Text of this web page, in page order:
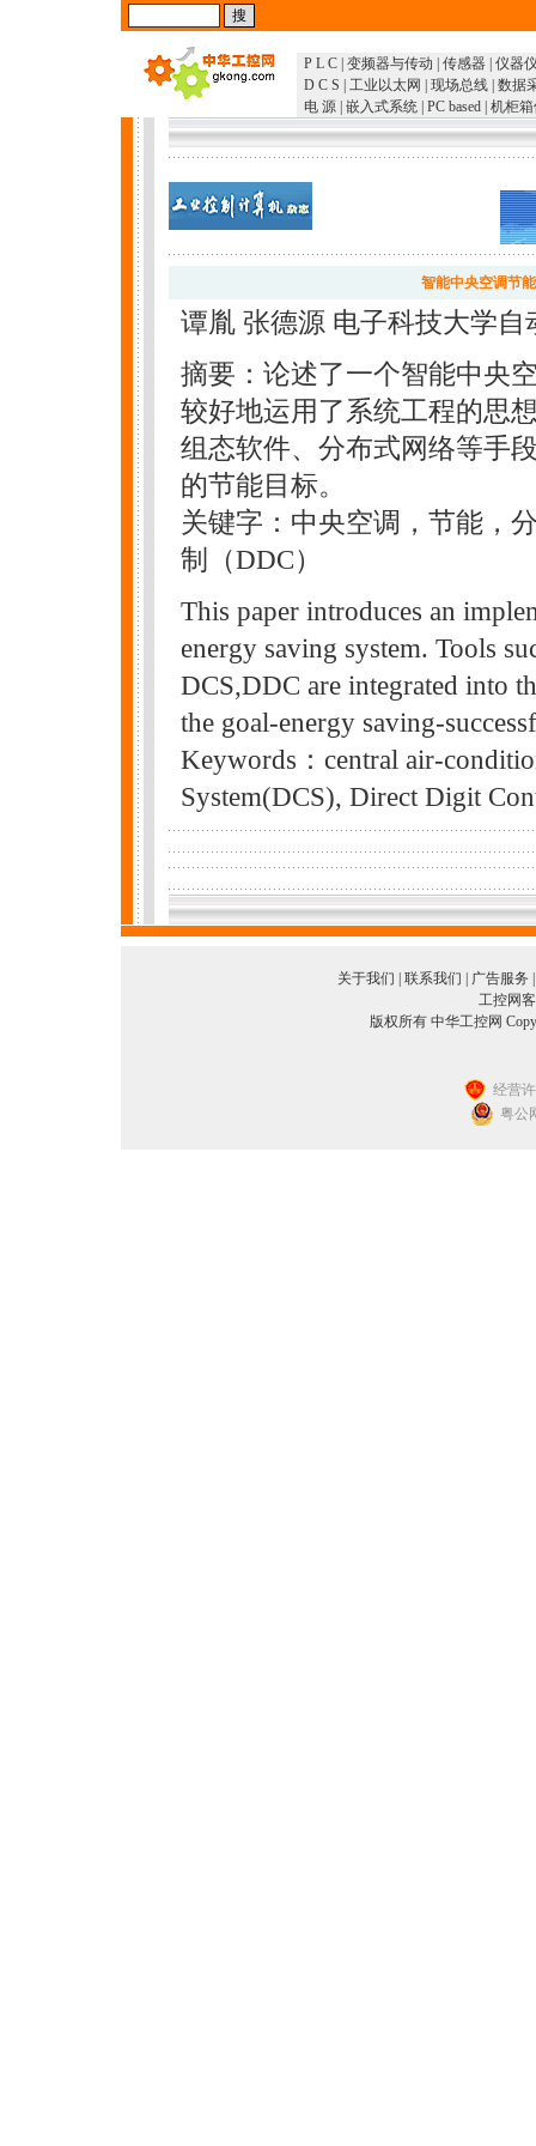
P L C 变频器与传动 传感器 仪器
D C S
工业以太网 现场总线 数据
电 源 嵌入式系统 PC based 机柜
智能中央空调节
谭胤 张德源 电子科技大学自
摘要：论述了一个智能中央
较好地运用了系统工程的思
组态软件、分布式网络等手
的节能目标。
关键字：中央空调，节能，
制（DDC）
This paper introduces an
energy saving system. Tools
DCS,DDC are integrated into
the goal-energy saving-
Keywords：central air-
System(DCS), Direct Digit
关于我们 联系我们 广告服务
工控网
版权所有 中华工控网
经营
粤公